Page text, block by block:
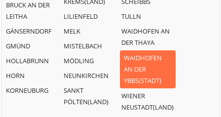
BRUCK AN DER
LEITHA
GÄNSERNDORF
GMÜND
HOLLABRUNN
HORN
KORNEUBURG
LILIENFELD
MELK
MISTELBACH
MÖDLING
NEUNKIRCHEN
SANKT
PÖLTEN(LAND)
TULLN
WAIDHOFEN AN
DER THAYA
WAIDHOFEN
AN DER
YBBS(STADT)
WIENER
NEUSTADT(LAND)